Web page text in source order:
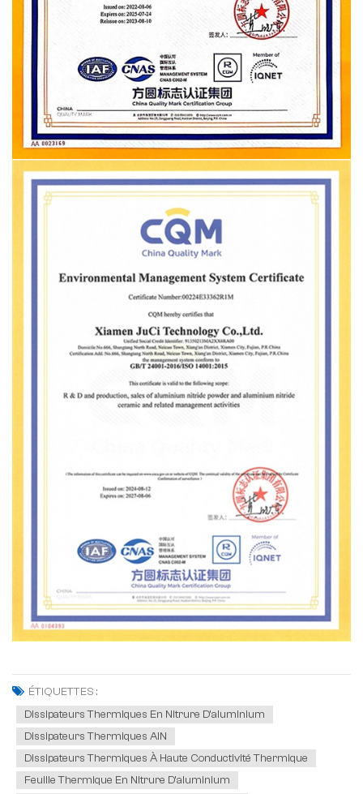
ÉTIQUETTES :
Dissipateurs Thermiques En Nitrure D'aluminium
Dissipateurs Thermiques AlN
Dissipateurs Thermiques À Haute Conductivité Thermique
Feuille Thermique En Nitrure D'aluminium